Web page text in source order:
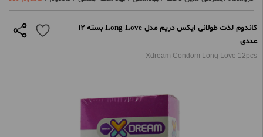
کاندوم لذت طولانی ایکس دریم مدل Long Love بسته 12
عددی
Xdream Condom Long Love 12pcs